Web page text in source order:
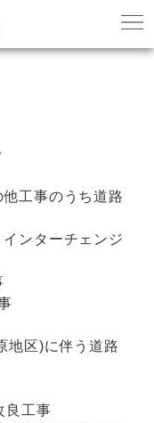
工事のうち道路
ンターチェンジ
地区)に伴う道路
良工事